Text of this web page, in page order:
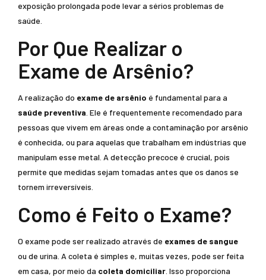
exposição prolongada pode levar a sérios problemas de
saúde.
Por Que Realizar o
Exame de Arsênio?
A realização do exame de arsênio é fundamental para a
saúde preventiva . Ele é frequentemente recomendado para
pessoas que vivem em áreas onde a contaminação por arsênio
é conhecida, ou para aquelas que trabalham em indústrias que
manipulam esse metal. A detecção precoce é crucial, pois
permite que medidas sejam tomadas antes que os danos se
tornem irreversíveis.
Como é Feito o Exame?
O exame pode ser realizado através de exames de sangue
ou de urina. A coleta é simples e, muitas vezes, pode ser feita
em casa, por meio da coleta domiciliar . Isso proporciona